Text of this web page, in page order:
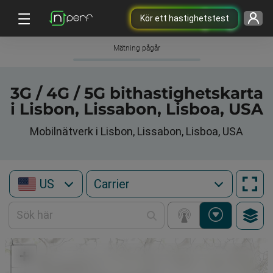
Kör ett hastighetstest
Mätning pågår
3G / 4G / 5G bithastighetskarta
i Lisbon, Lissabon, Lisboa, USA
Mobilnätverk i Lisbon, Lissabon, Lisboa, USA
US